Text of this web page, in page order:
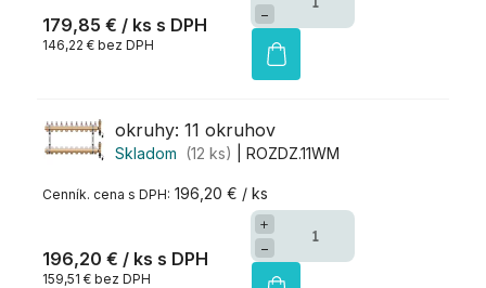
179,85 € / ks
146,22 € bez DPH
−
okruhy: 11 okruhov
Skladom (12 ks) | ROZDZ.11WM
196,20 € / ks
196,20 € / ks
159,51 € bez DPH
+
−